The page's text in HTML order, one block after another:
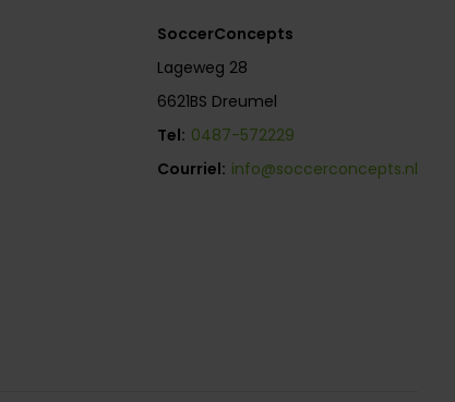
SoccerConcepts
Lageweg 28
6621BS Dreumel
Tel: 0487-572229
Courriel: info@soccerconcepts.nl